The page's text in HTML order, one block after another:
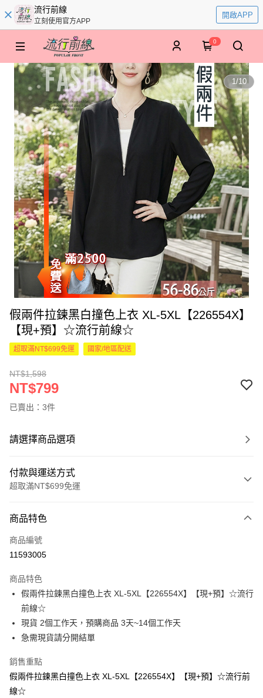
流行前線
立刻使用官方APP
開啟APP
0
1/10
假兩件拉鍊黑白撞色上衣 XL-5XL【226554X】
【現+預】☆流行前線☆
超取滿NT$699免運 國家/地區配送
NT$1,598
NT$799
已賣出：3件
請選擇商品選項
付款與運送方式
超取滿NT$699免運
信用卡一次付款
超商取貨付款
Apple Pay
街口支付
悠遊付
Google Pay
全支付
商品特色
商品編號
11593005
商品特色
假兩件拉鍊黑白撞色上衣 XL-5XL【226554X】【現+預】☆流行
前線☆
現貨 2個工作天，預購商品 3天~14個工作天
急需現貨請分開結單
銷售重點
假兩件拉鍊黑白撞色上衣 XL-5XL【226554X】【現+預】☆流行前
線☆